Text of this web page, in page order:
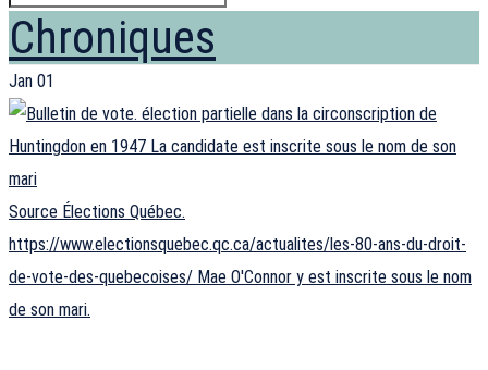
Chroniques
Jan 01
Source Élections Québec.
https://www.electionsquebec.qc.ca/actualites/les-80-ans-du-droit-
de-vote-des-quebecoises/ Mae O'Connor y est inscrite sous le nom
de son mari.